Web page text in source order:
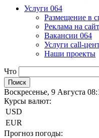
Услуги 064
Размещение в
Реклама на
Вакансии 064
Услуги call-
Наши проекты
Что
Воскресенье, 9 Августа
Курсы валют:
USD
EUR
Прогноз погоды: